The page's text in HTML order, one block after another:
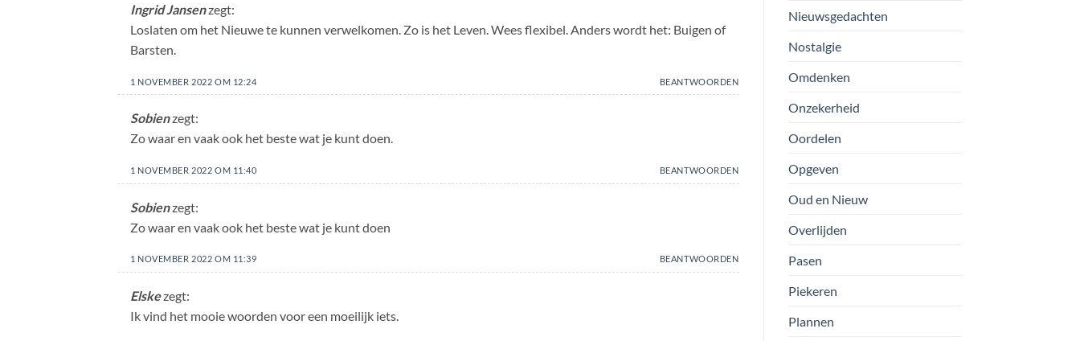
Ingrid Jansenzegt:
Loslaten om het Nieuwe te kunnen verwelkomen. Zo is het Leven. Wees flexibel. Anders wordt het: Buigen of
Barsten.
1 NOVEMBER 2022 OM 12:24 BEANTWOORDEN
Sobienzegt:
Zo waar en vaak ook het beste wat je kunt doen.
1 NOVEMBER 2022 OM 11:40 BEANTWOORDEN
Sobienzegt:
Zo waar en vaak ook het beste wat je kunt doen
1 NOVEMBER 2022 OM 11:39 BEANTWOORDEN
Elskezegt:
Ik vind het mooie woorden voor een moeilijk iets.
Nieuwsgedachten
Nostalgie
Omdenken
Onzekerheid
Oordelen
Opgeven
Oud en Nieuw
Overlijden
Pasen
Piekeren
Plannen